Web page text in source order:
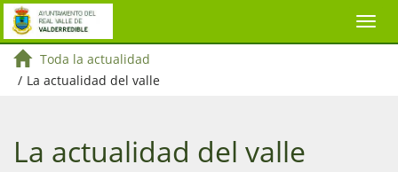
Toda la actualidad
/ La actualidad del valle
La actualidad del valle